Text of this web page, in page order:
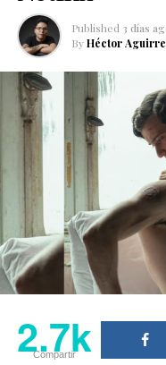
Published 3 días
By Héctor Aguirre
2.7k
Compartir